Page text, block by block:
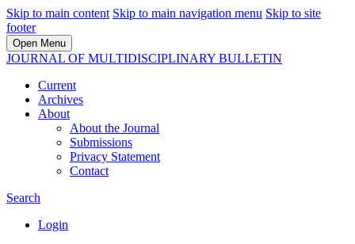
Skip to main content Skip to main navigation menu Skip to site
footer
Open Menu
JOURNAL OF MULTIDISCIPLINARY BULLETIN
Current
Archives
About
About the Journal
Submissions
Privacy Statement
Contact
Search
Login